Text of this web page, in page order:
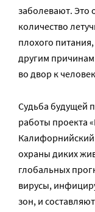
заболевают. Это
количество
плохого
другим
во двор к
Судьба будущей
работы проекта
Калифорнийский
охраны диких
глобальных
вирусы,
зон, и